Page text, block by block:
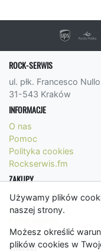
Używamy plików
naszej strony.
Możesz określić
plików cookies w
ROCK-SERWIS
ul. płk. Francesco
31-543 Kraków
INFORMACJE
O nas
Pomoc
Polityka cookies
Rockserwis.fm
ZAKUPY
Formy płatności
Koszty wysyłki
Regulamin